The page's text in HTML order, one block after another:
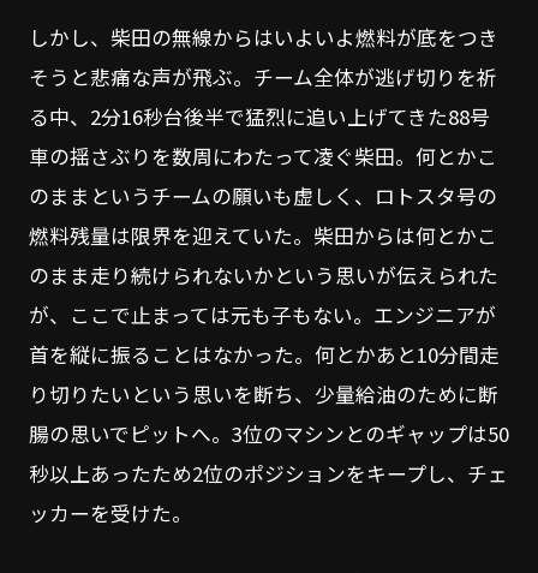
しかし、柴田の無線からはいよいよ燃料が底をつき
そうと悲痛な声が飛ぶ。チーム全体が逃げ切りを祈
る中、2分16秒台後半で猛烈に追い上げてきた88号
車の揺さぶりを数周にわたって凌ぐ柴田。何とかこ
のままというチームの願いも虚しく、ロトスタ号の
燃料残量は限界を迎えていた。柴田からは何とかこ
のまま走り続けられないかという思いが伝えられた
が、ここで止まっては元も子もない。エンジニアが
首を縦に振ることはなかった。何とかあと10分間走
り切りたいという思いを断ち、少量給油のために断
腸の思いでピットへ。3位のマシンとのギャップは50
秒以上あったため2位のポジションをキープし、チェ
ッカーを受けた。